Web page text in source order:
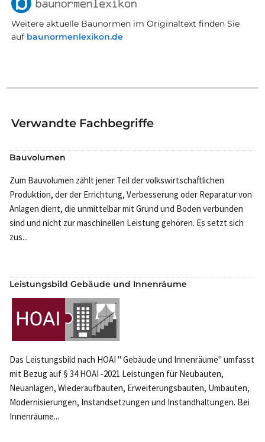
Weitere aktuelle Baunormen im Originaltext finden Sie
auf baunormenlexikon.de
Verwandte Fachbegriffe
Bauvolumen
Zum Bauvolumen zählt jener Teil der volkswirtschaftlichen
Produktion, der der Errichtung, Verbesserung oder Reparatur von
Anlagen dient, die unmittelbar mit Grund und Boden verbunden
sind und nicht zur maschinellen Leistung gehören. Es setzt sich
zus...
Leistungsbild Gebäude und Innenräume
Das Leistungsbild nach HOAI " Gebäude und Innenräume" umfasst
mit Bezug auf § 34 HOAI -2021 Leistungen für Neubauten,
Neuanlagen, Wiederaufbauten, Erweiterungsbauten, Umbauten,
Modernisierungen, Instandsetzungen und Instandhaltungen. Bei
Innenräume...